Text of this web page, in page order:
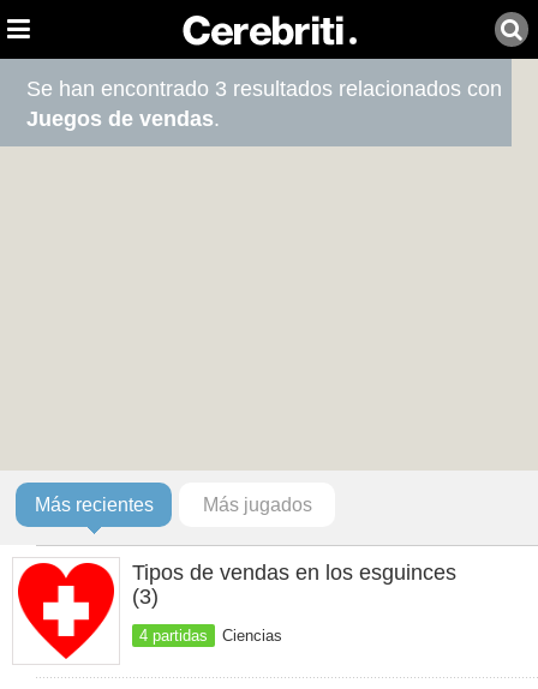
Se han encontrado 3 resultados relacionados con
Juegos de vendas.
Más recientes Más jugados
Tipos de vendas en los esguinces
(3)
4 partidas Ciencias